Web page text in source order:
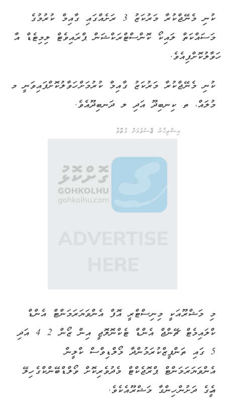
ކުނި މެނޭޖްކުރާ މަރުކަޒު 3 ރަށެއްގައި ގާއިމް ކުރުމުގެ
މަސައްކަތް ލައިކޯ ކޮންސްޓްރަކްޝަން ޕްރައިވެޓް ލިމިޓެޑް އާ
ހަވާލުކޮށްފިއެވެ.
ކުނި މެނޭޖްކުރާ މަރުކަޒު ގާއިމް ކުރުމަށް ހަވާލުކޮށްފައިވަނީ މ
މުލައް، ތ ކިނބިދޫ އަދި ލ ދަނބިދޫއެވެ.
އިޝްތިހާރު ޖެއްސެވުމަށް ގުޅުއްވާ
މި މަޝްރޫއަކީ މިނިސްޓްރީ އޮފް އެންވަޔަރަމަންޓް އެންޑް
ކްލައިމެޓް ޗޭންޖް އެންޑް ޓެކްނޮލޮޖީ އިން ޒޯން 2 4 އަދި
5 ގައި ތަންފީޒްކުރަމުންދާ މޯލްޑިވްސް ކްލީން
އެންވަޔަރަމަންޓް ޕްރޮޖެކްޓް މެދުވެރިކޮށް ވޯލްޑްބޭންކްގެ ހިލޭ
އެހީގެ ދަށުން ހިންގާ މަޝްރޫއެކެވެ.